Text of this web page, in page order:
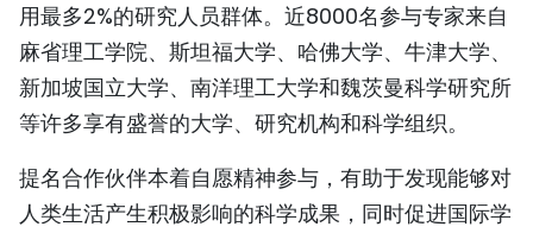
用最多2%的研究人员群体。近8000名参与专家来自
麻省理工学院、斯坦福大学、哈佛大学、牛津大学、
新加坡国立大学、南洋理工大学和魏茨曼科学研究所
等许多享有盛誉的大学、研究机构和科学组织。
提名合作伙伴本着自愿精神参与，有助于发现能够对
人类生活产生积极影响的科学成果，同时促进国际学